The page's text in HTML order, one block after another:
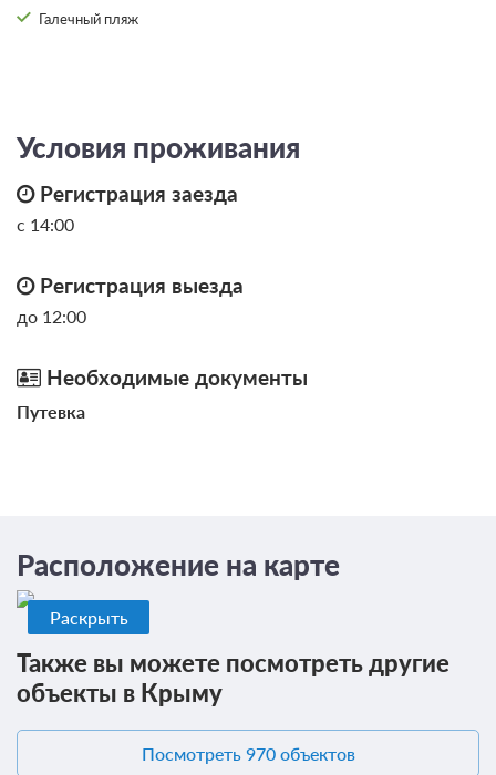
Полулюкс Подробнее
35м Телевизор
ЗА НОЧЬ ДЛЯ 1 ГОСТЯ
Подробнее
Галечный пляж
Условия проживания
Регистрация заезда
с 14:00
Регистрация выезда
до 12:00
Необходимые документы
Путевка
Расположение на карте
Раскрыть
Также вы можете посмотреть другие
объекты в Крыму
Посмотреть 970 объектов